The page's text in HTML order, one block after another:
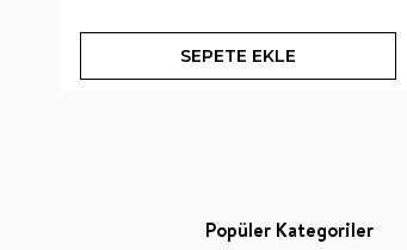
SEPETE EKLE
Popüler Kategoriler